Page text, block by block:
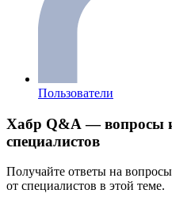
Пользователи
Хабр Q&A — вопросы
специалистов
Получайте ответы на
от специалистов в этой теме.